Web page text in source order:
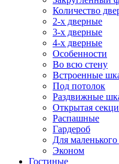
Количество
2-х дверные
3-х дверные
4-х дверные
Особенности
Во всю стену
Встроенные
Под потолок
Раздвижные
Открытая
Распашные
Гардероб
Для
Эконом
Гостиные